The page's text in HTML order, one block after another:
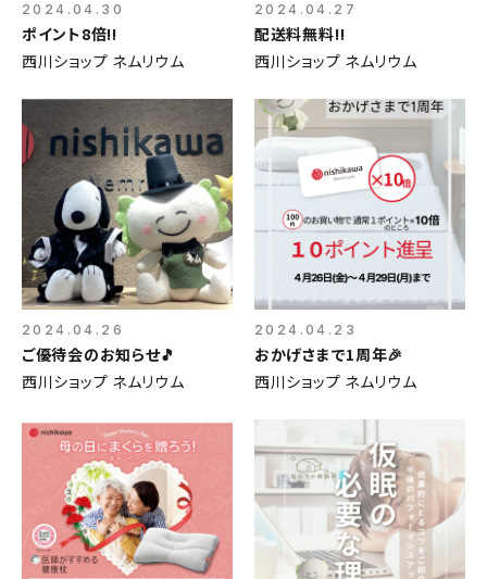
2024.04.30
ポイント8倍‼️
西川ショップ ネムリウム
2024.04.27
配送料無料‼️
西川ショップ ネムリウム
2024.04.26
ご優待会のお知らせ🎵
西川ショップ ネムリウム
2024.04.23
おかげさまで1周年🎉
西川ショップ ネムリウム